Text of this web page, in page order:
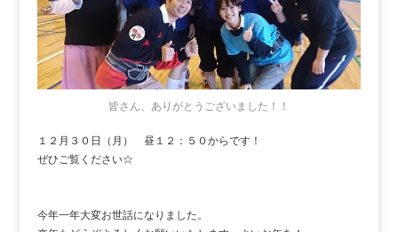
皆さん、ありがとうございました！！
１２月３０日（月） 昼１２：５０からです！
ぜひご覧ください☆
今年一年大変お世話になりました。